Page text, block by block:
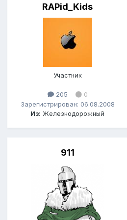
RAPid_Kids
Участник
205
0
Зарегистрирован: 06.08.2008
Из: Железнодорожный
911